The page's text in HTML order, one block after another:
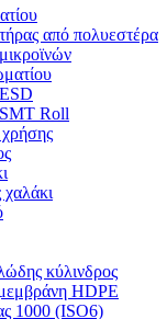
από πολυεστέρα
Roll
κύλινδρος
HDPE
1000 (ISO6)